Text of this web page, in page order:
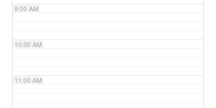
9:00 AM
10:00 AM
11:00 AM